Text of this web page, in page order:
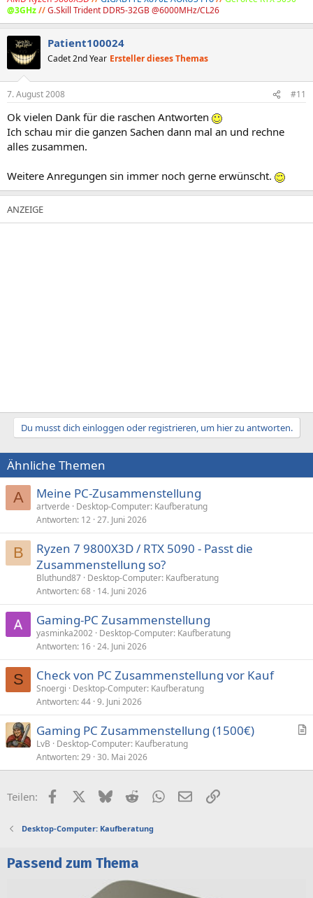
@3GHz//G.Skill Trident DDR5-32GB @6000MHz/CL26
Patient100024
Cadet 2nd Year Ersteller dieses Themas
7. August 2008 #11
Ok vielen Dank für die raschen Antworten
Ich schau mir die ganzen Sachen dann mal an und rechne
alles zusammen.
Weitere Anregungen sin immer noch gerne erwünscht.
Du musst dich einloggen oder registrieren, um hier zu antworten.
Ähnliche Themen
A Meine PC-Zusammenstellung
artverde
Desktop-Computer: Kaufberatung
Antworten 12 27. Juni 2026
B
Ryzen 7 9800X3D / RTX 5090 - Passt die
Zusammenstellung so?
Bluthund87 Desktop-Computer: Kaufberatung
Antworten 68 14. Juni 2026
Gaming-PC Zusammenstellung
yasminka2002 Desktop-Computer: Kaufberatung
Antworten 16 24. Juni 2026
S Check von PC Zusammenstellung vor Kauf
Snoergi
Desktop-Computer: Kaufberatung
Antworten 44 9. Juni 2026
i
Gaming PC Zusammenstellung (1500€)
LvB
Desktop-Computer: Kaufberatung
Antworten 29 30. Mai 2026
Teilen: FacebookX (Twitter)
BlueskyRedditWhatsApp
E-MailLink
Desktop-Computer: Kaufberatung
Passend zum Thema